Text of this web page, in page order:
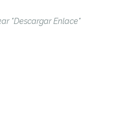
"Descargar Enlace"